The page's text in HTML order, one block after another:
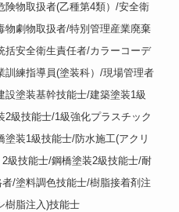
険物取扱者(乙種第4類）/安全衛
物劇物取扱者/特別管理産業廃棄
括安全衛生責任者/カラーコーデ
訓練指導員(塗装科）/現場管理者
設塗装基幹技能士/建築塗装1級
2級技能士/1級強化プラスチック
塗装1級技能士/防水施工(アクリ
級技能士/鋼橋塗装2級技能士/耐
/塗料調色技能士/樹脂接着剤注
樹脂注入)技能士